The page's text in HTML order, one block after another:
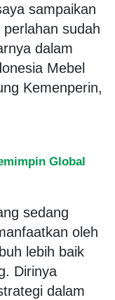
sampaikan
sudah
dalam
Mebel
Kemenperin,
Global
sedang
oleh
lebih baik
Dirinya
dalam